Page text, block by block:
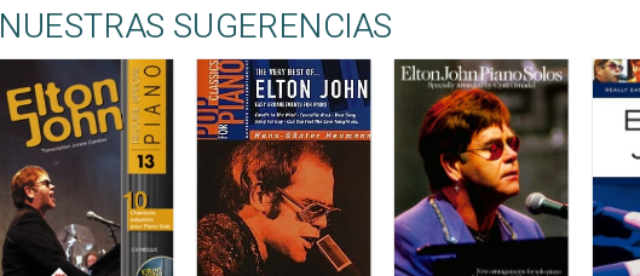
NUESTRAS SUGERENCIAS